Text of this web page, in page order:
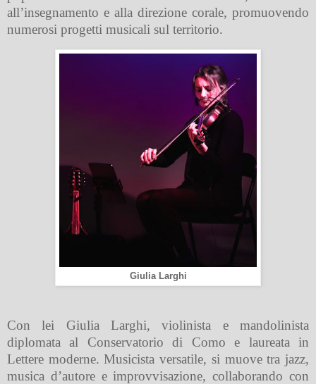
all’insegnamento e alla direzione corale, promuovendo
numerosi progetti musicali sul territorio.
Giulia Larghi
Con lei Giulia Larghi, violinista e mandolinista
diplomata al Conservatorio di Como e laureata in
Lettere moderne. Musicista versatile, si muove tra jazz,
musica d’autore e improvvisazione, collaborando con